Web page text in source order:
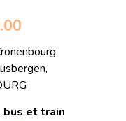
bus et train